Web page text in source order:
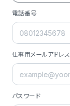
電話番号
仕事用メールアドレス
パスワード